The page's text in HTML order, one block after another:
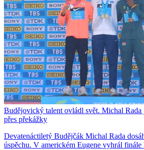
Budějovický talent ovládl svět. Michal Rada
přes překážky
Devatenáctiletý Budějčák Michal Rada
úspěchu. V americkém Eugene vyhrál finále